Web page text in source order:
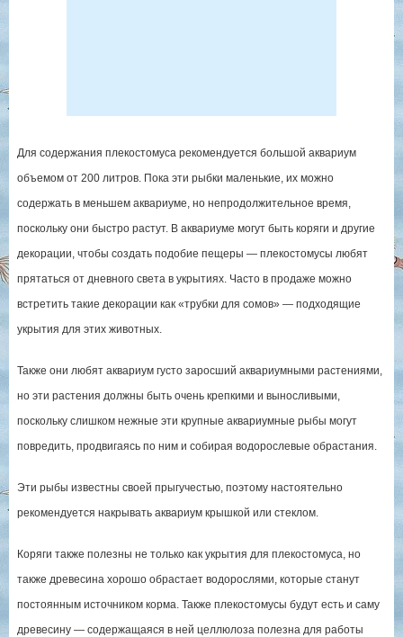
Для содержания плекостомуса рекомендуется большой аквариум
объемом от 200 литров. Пока эти рыбки маленькие, их можно
содержать в меньшем аквариуме, но непродолжительное время,
поскольку они быстро растут. В аквариуме могут быть коряги и другие
декорации, чтобы создать подобие пещеры — плекостомусы любят
прятаться от дневного света в укрытиях. Часто в продаже можно
встретить такие декорации как «трубки для сомов» — подходящие
укрытия для этих животных.
Также они любят аквариум густо заросший аквариумными растениями,
но эти растения должны быть очень крепкими и выносливыми,
поскольку слишком нежные эти крупные аквариумные рыбы могут
повредить, продвигаясь по ним и собирая водорослевые обрастания.
Эти рыбы известны своей прыгучестью, поэтому настоятельно
рекомендуется накрывать аквариум крышкой или стеклом.
Коряги также полезны не только как укрытия для плекостомуса, но
также древесина хорошо обрастает водорослями, которые станут
постоянным источником корма. Также плекостомусы будут есть и саму
древесину — содержащаяся в ней целлюлоза полезна для работы